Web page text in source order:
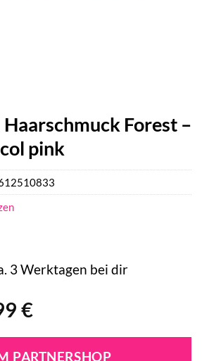
Forest –
pink
€Aktueller
ist:
3 Werktagen bei dir
PARTNERSHOP